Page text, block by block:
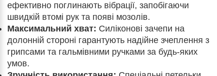
ефективно поглинають вібрації, запобігаючи
швидкій втомі рук та появі мозолів.
Максимальний хват: Силіконові зачепи на
долонній стороні гарантують надійне зчеплення з
грипсами та гальмівними ручками за будь-яких
умов.